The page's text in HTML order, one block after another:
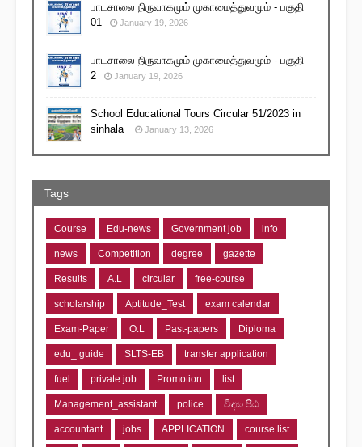
பாடசாலை நிருவாகமும் முகாமைத்துவமும் - பகுதி
01
January 19, 2026
பாடசாலை நிருவாகமும் முகாமைத்துவமும் - பகுதி
2
January 19, 2026
School Educational Tours Circular 51/2023 in
sinhala
January 13, 2026
Tags
Course Edu-news Government job info
news Competition degree gazette
Results A.L circular free-course
scholarship Aptitude_Test exam calendar
Exam-Paper O.L Past-papers Diploma
edu_ guide SLTS-EB transfer application
fuel private job Promotion list
Management_assistant police විද්‍යා පීඨ
accountant jobs APPLICATION course list